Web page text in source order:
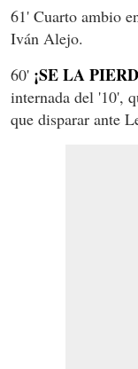
61' Cuarto ambio
Iván Alejo.
60' ¡SE LA
internada del '10',
que disparar ante